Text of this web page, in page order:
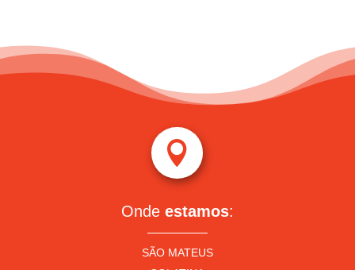

Onde estamos:
SÃO MATEUS